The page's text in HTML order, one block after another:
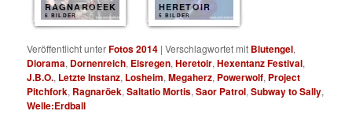
RAGNAROEEK
6 BILDER
HERETOIR
5 BILDER
Veröffentlicht unterFotos 2014 |Verschlagwortet mit Blutengel,
Diorama, Dornenreich, Eisregen,Heretoir,Hexentanz Festival,
J.B.O., Letzte Instanz, Losheim,Megaherz, Powerwolf, Project
Pitchfork, Ragnaröek,Saltatio Mortis,Saor Patrol,Subway to Sally,
Welle:Erdball